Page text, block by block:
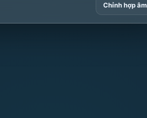
Chỉnh hợp âm